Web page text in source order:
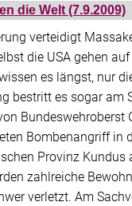
die Welt (7.9.2009)
verteidigt
die USA gehen auf
es längst, nur
bestritt es sogar am
Bundeswehroberst
Bombenangriff in
Provinz Kundus
zahlreiche
verletzt. Am